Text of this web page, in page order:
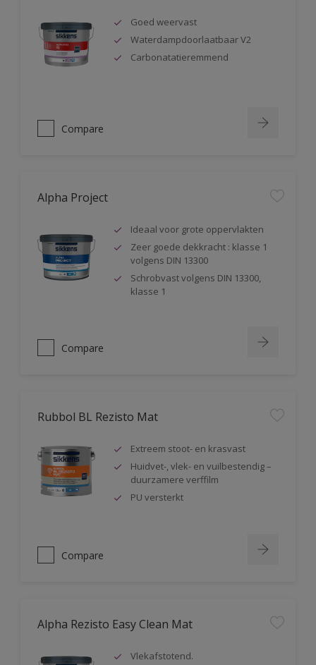
Goed weervast
Waterdampdoorlaatbaar V2
Carbonatatieremmend
Compare
Alpha Project
Ideaal voor grote oppervlakten
Zeer goede dekkracht : klasse 1
volgens DIN 13300
Schrobvast volgens DIN 13300,
klasse 1
Compare
Rubbol BL Rezisto Mat
Extreem stoot- en krasvast
Huidvet-, vlek- en vuilbestendig –
duurzamere verffilm
PU versterkt
Compare
Alpha Rezisto Easy Clean Mat
Vlekafstotend.